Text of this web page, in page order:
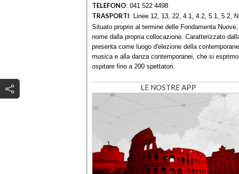
TELEFONO: 041 522 4498
TRASPORTI: Linee 12, 13, 22, 4.1, 4.2, 5.1, 5.2,
Situato proprio al termine delle Fondamenta
nome dalla propria collocazione. Caratterizzato
presenta come luogo d'elezione della
musica e alla danza contemporanei, che si
ospitare fino a 200 spettatori.
LE NOSTRE APP